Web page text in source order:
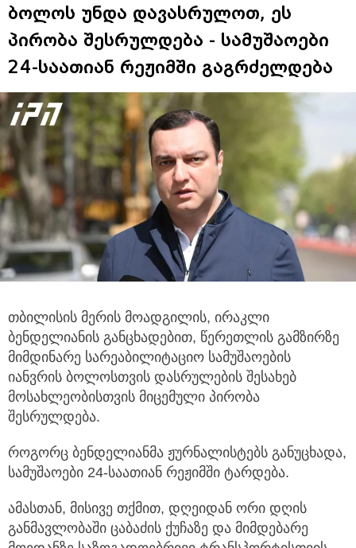
ბოლოს უნდა დავასრულოთ, ეს
პირობა შესრულდება - სამუშაოები
24-საათიან რეჟიმში გაგრძელდება
თბილისის მერის მოადგილის, ირაკლი
ბენდელიანის განცხადებით, წერეთლის გამზირზე
მიმდინარე სარეაბილიტაციო სამუშაოების
იანვრის ბოლოსთვის დასრულების შესახებ
მოსახლეობისთვის მიცემული პირობა
შესრულდება.
როგორც ბენდელიანმა ჟურნალისტებს განუცხადა,
სამუშაოები 24-საათიან რეჟიმში ტარდება.
ამასთან, მისივე თქმით, დღეიდან ორი დღის
განმავლობაში ცაბაძის ქუჩაზე და მიმდებარე